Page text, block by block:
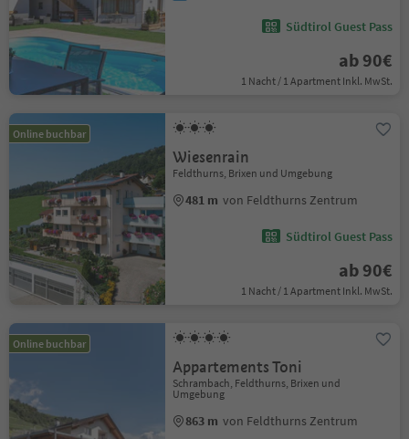
Südtirol Guest Pass
ab 90€
1 Nacht / 1 Apartment Inkl. MwSt.
Online buchbar
Wiesenrain
Feldthurns, Brixen und Umgebung
481 m von Feldthurns Zentrum
Südtirol Guest Pass
ab 90€
1 Nacht / 1 Apartment Inkl. MwSt.
Online buchbar
Appartements Toni
Schrambach, Feldthurns, Brixen und
Umgebung
863 m von Feldthurns Zentrum